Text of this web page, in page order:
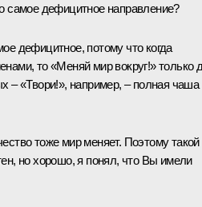
самое дефицитное направление?
дефицитное, потому что когда
то «Меняй мир вокруг!» только
– «Твори!», например, – полная чаша
тоже мир меняет. Поэтому такой
но хорошо, я понял, что Вы имели